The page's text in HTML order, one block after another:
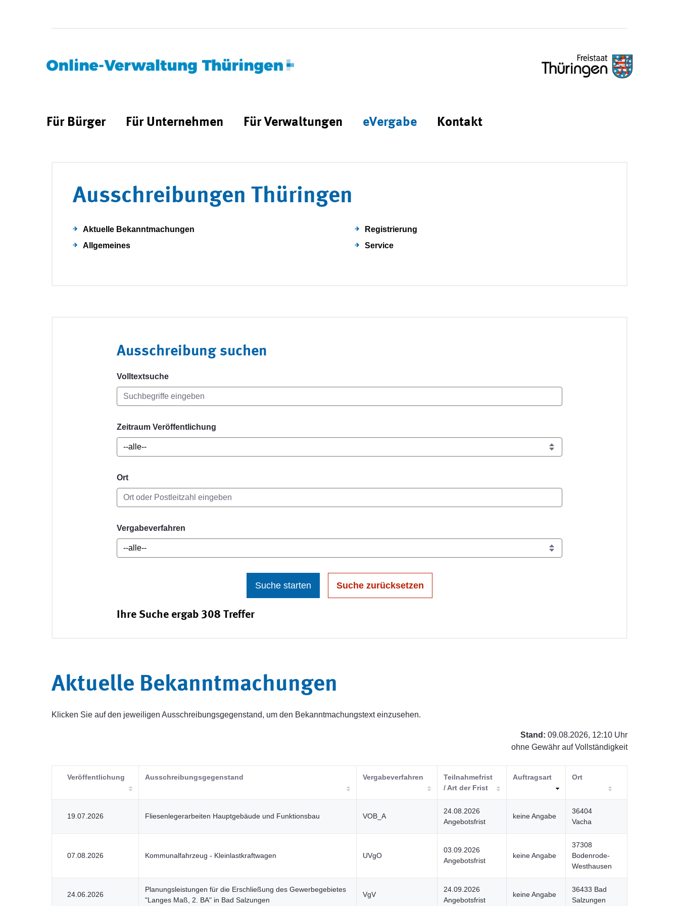
Für Bürger Für Unternehmen Für Verwaltungen eVergabe Kontakt
Ausschreibungen Thüringen
Aktuelle Bekanntmachungen
Allgemeines
Registrierung
Service
Ausschreibung suchen
Volltextsuche
Zeitraum Veröffentlichung
Ort
Vergabeverfahren
Suche starten Suche zurücksetzen
Ihre Suche ergab 308 Treffer
Aktuelle Bekanntmachungen
Klicken Sie auf den jeweiligen Ausschreibungsgegenstand, um den Bekanntmachungstext einzusehen.
Stand: 09.08.2026, 12:10 Uhr
ohne Gewähr auf Vollständigkeit
Veröffentlichung Ausschreibungsgegenstand Vergabeverfahren
Teilnahmefrist
/ Art der Frist
Auftragsart Ort
19.07.2026 Fliesenlegerarbeiten Hauptgebäude und Funktionsbau VOB_A
24.08.2026
Angebotsfrist
keine Angabe
36404
Vacha
07.08.2026 Kommunalfahrzeug - Kleinlastkraftwagen UVgO
03.09.2026
Angebotsfrist
keine Angabe
37308
Bodenrode-
Westhausen
24.06.2026
Planungsleistungen für die Erschließung des Gewerbegebietes
"Langes Maß, 2. BA" in Bad Salzungen
VgV
24.09.2026
Angebotsfrist
keine Angabe
36433 Bad
Salzungen